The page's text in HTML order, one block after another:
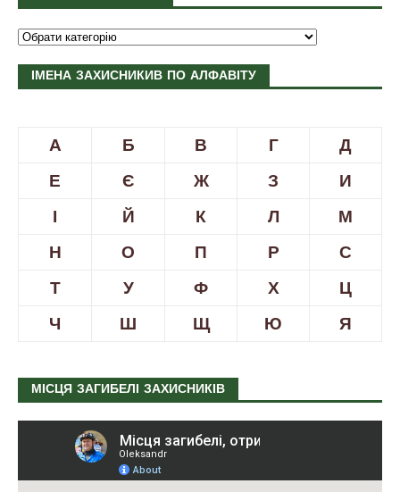
ІМЕНА ЗАХИСНИКИВ ПО АЛФАВІТУ
А Б В Г
Д
Е
Є Ж З
И
І
Й К Л
М
Н
О П Р
С
Т
У Ф Х
Ц
Ч
Ш Щ Ю Я
МІСЦЯ ЗАГИБЕЛІ ЗАХИСНИКІВ